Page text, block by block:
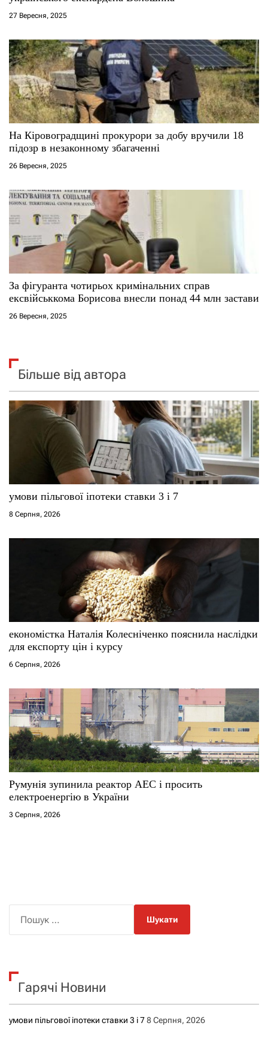
і
в
27 Вересня, 2025
На Кіровоградщині прокурори за добу вручили 18
підозр в незаконному збагаченні
26 Вересня, 2025
За фігуранта чотирьох кримінальних справ
ексвійськкома Борисова внесли понад 44 млн застави
26 Вересня, 2025
Більше від автора
умови пільгової іпотеки ставки 3 і 7
8 Серпня, 2026
економістка Наталія Колесніченко пояснила наслідки
для експорту цін і курсу
6 Серпня, 2026
Румунія зупинила реактор АЕС і просить
електроенергію в України
3 Серпня, 2026
к
Гарячі Новини
умови пільгової іпотеки ставки 3 і 78 Серпня, 2026